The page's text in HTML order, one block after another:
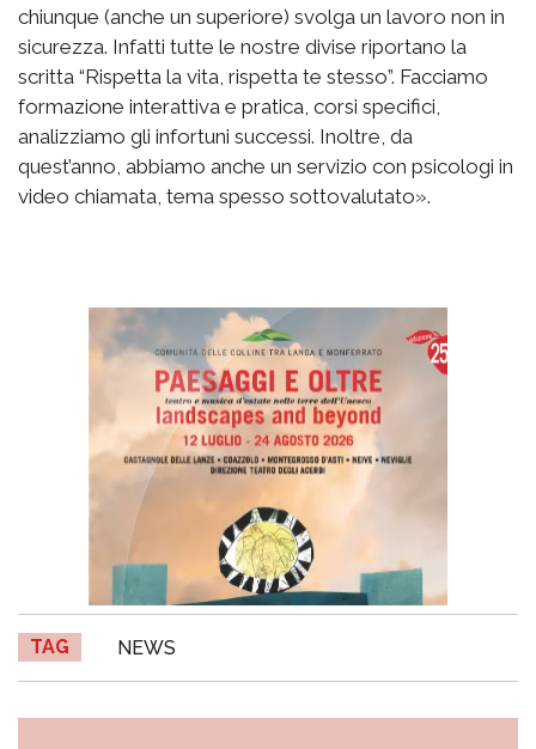
chiunque (anche un superiore) svolga un lavoro non in
sicurezza. Infatti tutte le nostre divise riportano la
scritta “Rispetta la vita, rispetta te stesso”. Facciamo
formazione interattiva e pratica, corsi specifici,
analizziamo gli infortuni successi. Inoltre, da
quest’anno, abbiamo anche un servizio con psicologi in
video chiamata, tema spesso sottovalutato».
TAG NEWS